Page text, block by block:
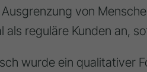
von
als reguläre Kunden an,
wurde ein qualitativer